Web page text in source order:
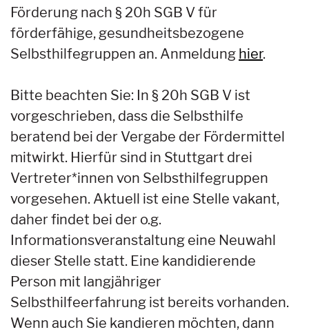
Förderung nach § 20h SGB V für
förderfähige, gesundheitsbezogene
Selbsthilfegruppen an. Anmeldung hier.
Bitte beachten Sie: In § 20h SGB V ist
vorgeschrieben, dass die Selbsthilfe
beratend bei der Vergabe der Fördermittel
mitwirkt. Hierfür sind in Stuttgart drei
Vertreter*innen von Selbsthilfegruppen
vorgesehen. Aktuell ist eine Stelle vakant,
daher findet bei der o.g.
Informationsveranstaltung eine Neuwahl
dieser Stelle statt. Eine kandidierende
Person mit langjähriger
Selbsthilfeerfahrung ist bereits vorhanden.
Wenn auch Sie kandieren möchten, dann